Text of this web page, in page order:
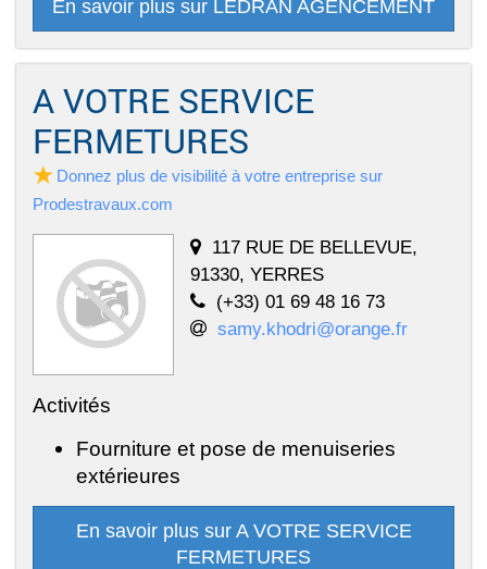
En savoir plus sur LEDRAN AGENCEMENT
A VOTRE SERVICE
FERMETURES
Donnez plus de visibilité à votre entreprise sur
Prodestravaux.com
117 RUE DE BELLEVUE,
91330, YERRES
(+33) 01 69 48 16 73
samy.khodri@orange.fr
Activités
Fourniture et pose de menuiseries
extérieures
En savoir plus sur A VOTRE SERVICE
FERMETURES